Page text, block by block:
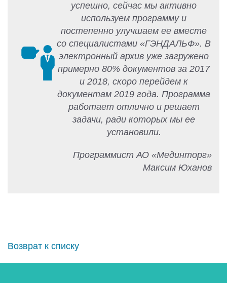
успешно, сейчас мы активно
используем программу и
постепенно улучшаем ее вместе
со специалистами «ГЭНДАЛЬФ». В
электронный архив уже загружено
примерно 80% документов за 2017
и 2018, скоро перейдем к
документам 2019 года. Программа
работает отлично и решает
задачи, ради которых мы ее
установили.
Программист АО «Мединторг»
Максим Юханов
Возврат к списку